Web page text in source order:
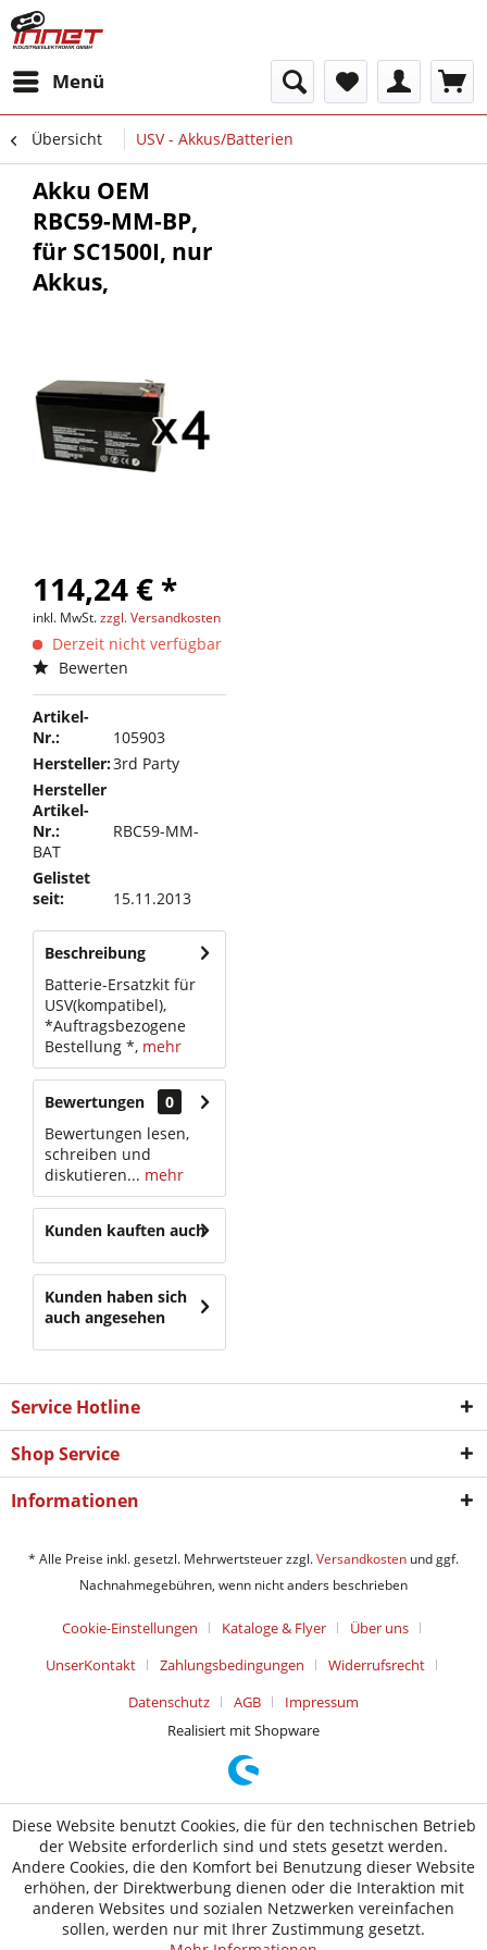
Menü
Übersicht USV - Akkus/Batterien
Akku OEM
RBC59-MM-BP,
für SC1500I, nur
Akkus,
114,24 € *
inkl. MwSt.zzgl. Versandkosten
Derzeit nicht verfügbar
Bewerten
Artikel-
Nr.:
105903
Hersteller:3rd Party
Hersteller
Artikel-
Nr.:
RBC59-MM-
BAT
Gelistet
seit:
15.11.2013
Beschreibung
Batterie-Ersatzkit für
USV(kompatibel),
*Auftragsbezogene
Bestellung *, mehr
Bewertungen
0
Bewertungen lesen,
schreiben und
diskutieren... mehr
Kunden kauften auch
Kunden haben sich
auch angesehen
Service Hotline
Shop Service
Informationen
* Alle Preise inkl. gesetzl. Mehrwertsteuer zzgl.Versandkosten und ggf.
Nachnahmegebühren, wenn nicht anders beschrieben
Cookie-Einstellungen Kataloge & Flyer
Über uns
UnserKontakt
Zahlungsbedingungen
Widerrufsrecht
Datenschutz
AGB
Impressum
Realisiert mit Shopware
Diese Website benutzt Cookies, die für den technischen Betrieb
der Website erforderlich sind und stets gesetzt werden.
Andere Cookies, die den Komfort bei Benutzung dieser Website
erhöhen, der Direktwerbung dienen oder die Interaktion mit
anderen Websites und sozialen Netzwerken vereinfachen
sollen, werden nur mit Ihrer Zustimmung gesetzt.